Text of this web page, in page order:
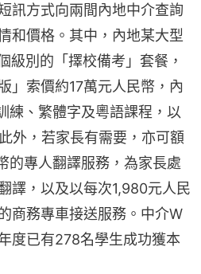
訊方式向兩間內地中介查詢
和價格。其中，內地某大型
級別的「擇校備考」套餐，
」索價約17萬元人民幣，內
練、繁體字及粵語課程，以
外，若家長有需要，亦可額
的專人翻譯服務，為家長處
譯，以及以每次1,980元人民
商務專車接送服務。中介W
度已有278名學生成功獲本